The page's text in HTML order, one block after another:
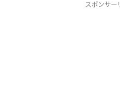
スポンサー